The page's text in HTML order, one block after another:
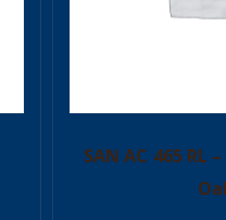
SAN AC 465 RL